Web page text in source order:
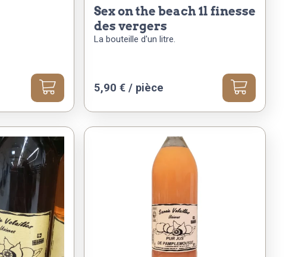
sex on the beach 1l finesse
des vergers
La bouteille d'un litre.
5,90 €/ pièce